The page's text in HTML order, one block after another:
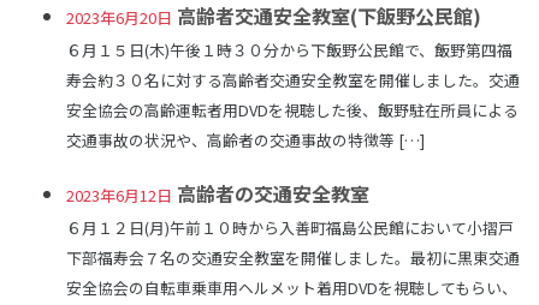
2023年6月20日 高齢者交通安全教室(下飯野公民館)
６月１５日(木)午後１時３０分から下飯野公民館で、飯野第四福
寿会約３０名に対する高齢者交通安全教室を開催しました。交通
安全協会の高齢運転者用DVDを視聴した後、飯野駐在所員による
交通事故の状況や、高齢者の交通事故の特徴等 […]
2023年6月12日 高齢者の交通安全教室
６月１２日(月)午前１０時から入善町福島公民館において小摺戸
下部福寿会７名の交通安全教室を開催しました。最初に黒東交通
安全協会の自転車乗車用ヘルメット着用DVDを視聴してもらい、